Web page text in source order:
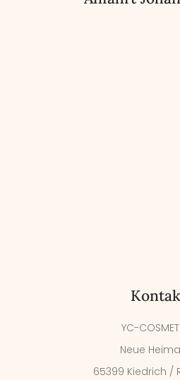
YC-
Neue
65399 Kiedrich /